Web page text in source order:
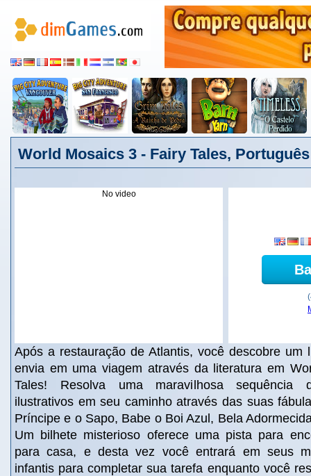
World Mosaics 3 - Fairy Tales, Português
No video
Após a restauração de Atlantis, você descobre um
envia em uma viagem através da literatura em
Tales! Resolva uma maravilhosa sequência
ilustrativos em seu caminho através das suas
Príncipe e o Sapo, Babe o Boi Azul, Bela
Um bilhete misterioso oferece uma pista para
para casa, e desta vez você entrará em seus
infantis para completar sua tarefa enquanto você